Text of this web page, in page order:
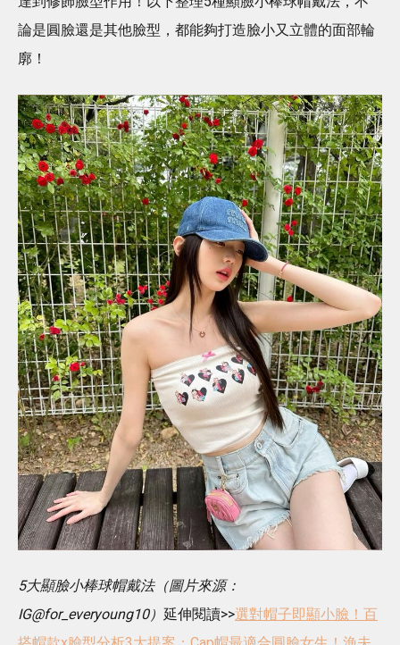
論是圓臉還是其他臉型，都能夠打造臉小又立體的面部輪
廓！
5大顯臉小棒球帽戴法（圖片來源：
IG@for_everyoung10） 延伸閱讀>>選對帽子即顯小臉！百